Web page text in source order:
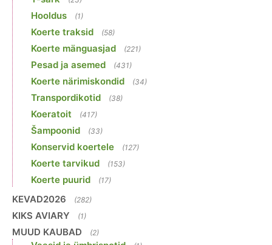
Hooldus (1)
Koerte traksid (58)
Koerte mänguasjad (221)
Pesad ja asemed (431)
Koerte närimiskondid (34)
Transpordikotid (38)
Koeratoit (417)
Šampoonid (33)
Konservid koertele (127)
Koerte tarvikud (153)
Koerte puurid (17)
KEVAD2026 (282)
KIKS AVIARY (1)
MUUD KAUBAD (2)